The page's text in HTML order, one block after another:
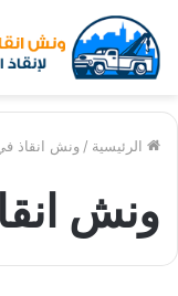
الرئيسية / ونش انقاذ
ونش